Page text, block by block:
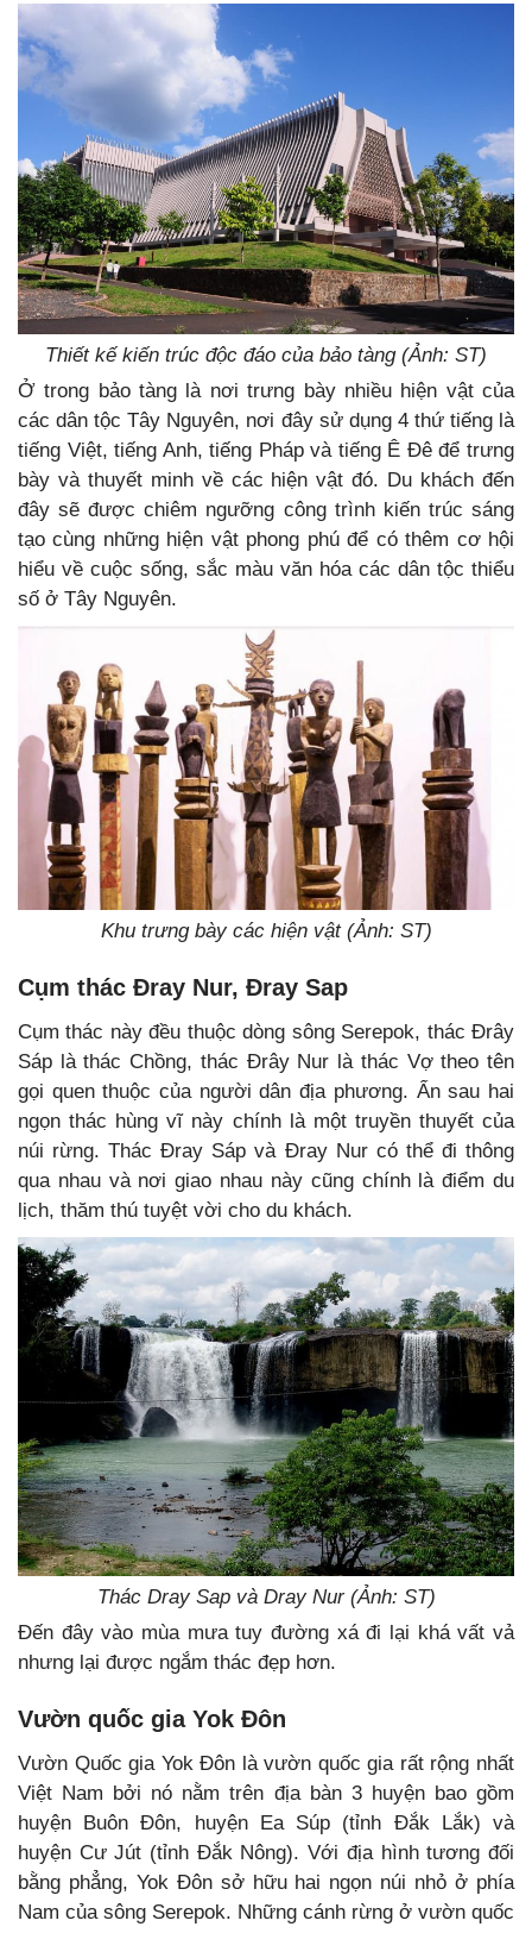
Thiết kế kiến trúc độc đáo của bảo tàng (Ảnh: ST)
Ở trong bảo tàng là nơi trưng bày nhiều hiện vật của
các dân tộc Tây Nguyên, nơi đây sử dụng 4 thứ tiếng là
tiếng Việt, tiếng Anh, tiếng Pháp và tiếng Ê Đê để trưng
bày và thuyết minh về các hiện vật đó. Du khách đến
đây sẽ được chiêm ngưỡng công trình kiến trúc sáng
tạo cùng những hiện vật phong phú để có thêm cơ hội
hiểu về cuộc sống, sắc màu văn hóa các dân tộc thiểu
số ở Tây Nguyên.
Khu trưng bày các hiện vật (Ảnh: ST)
Cụm thác Đray Nur, Đray Sap
Cụm thác này đều thuộc dòng sông Serepok, thác Đrây
Sáp là thác Chồng, thác Đrây Nur là thác Vợ theo tên
gọi quen thuộc của người dân địa phương. Ẩn sau hai
ngọn thác hùng vĩ này chính là một truyền thuyết của
núi rừng. Thác Đray Sáp và Đray Nur có thể đi thông
qua nhau và nơi giao nhau này cũng chính là điểm du
lịch, thăm thú tuyệt vời cho du khách.
Thác Dray Sap và Dray Nur (Ảnh: ST)
Đến đây vào mùa mưa tuy đường xá đi lại khá vất vả
nhưng lại được ngắm thác đẹp hơn.
Vườn quốc gia Yok Đôn
Vườn Quốc gia Yok Đôn là vườn quốc gia rất rộng nhất
Việt Nam bởi nó nằm trên địa bàn 3 huyện bao gồm
huyện Buôn Đôn, huyện Ea Súp (tỉnh Đắk Lắk) và
huyện Cư Jút (tỉnh Đắk Nông). Với địa hình tương đối
bằng phẳng, Yok Đôn sở hữu hai ngọn núi nhỏ ở phía
Nam của sông Serepok. Những cánh rừng ở vườn quốc